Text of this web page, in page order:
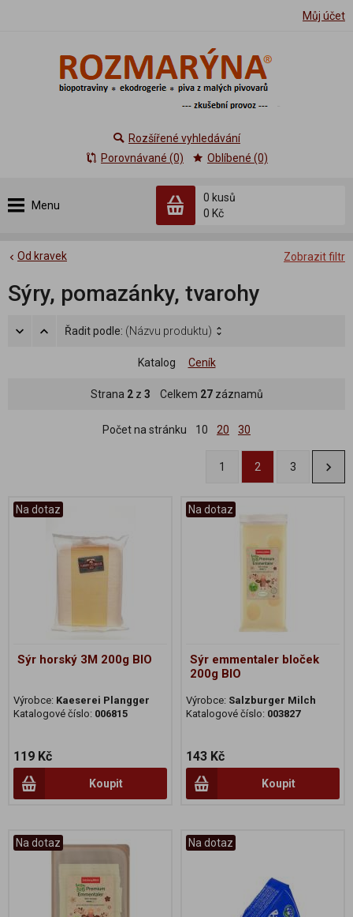
Můj účet
Menu
0 kusů
0 Kč
Rozšířené vyhledávání
Porovnávané (0)
Oblíbené (0)
Zobrazit filtr
Od kravek
Sýry, pomazánky, tvarohy
Řadit podle: (Názvu produktu)
Katalog Ceník
Strana 2z 3 Celkem 27záznamů
Počet na stránku 10 20 30
1 2 3
Na dotaz
Sýr horský 3M 200g BIO
Výrobce: Kaeserei Plangger
Katalogové číslo: 006815
119 Kč
Koupit
Na dotaz
Sýr emmentaler bloček
200g BIO
Výrobce: Salzburger Milch
Katalogové číslo: 003827
143 Kč
Koupit
Na dotaz Na dotaz